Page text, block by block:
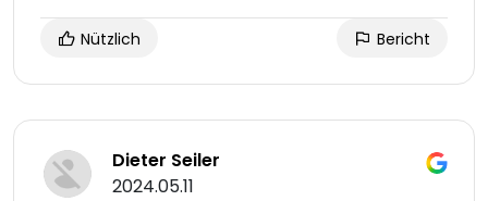
Nützlich Bericht
Dieter Seiler
2024.05.11